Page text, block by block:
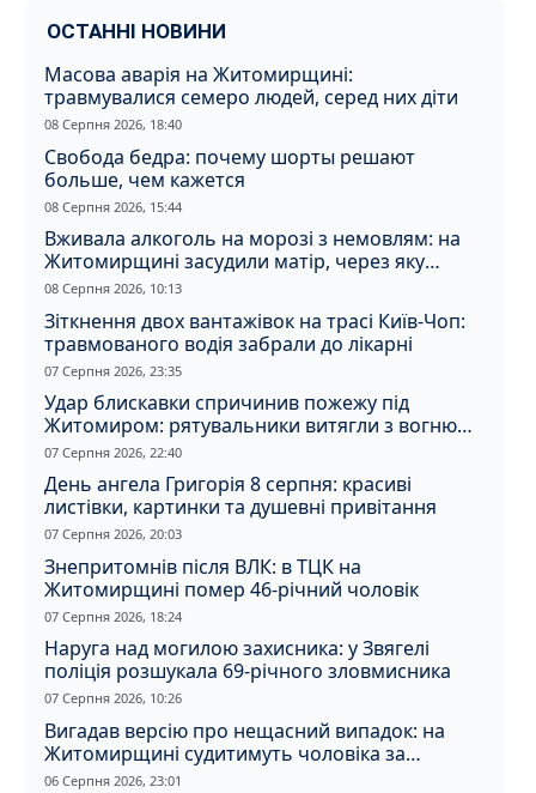
ОСТАННІ НОВИНИ
Масова аварія на Житомирщині:
травмувалися семеро людей, серед них діти
08 Серпня 2026, 18:40
Свобода бедра: почему шорты решают
больше, чем кажется
08 Серпня 2026, 15:44
Вживала алкоголь на морозі з немовлям: на
Житомирщині засудили матір, через яку
дитина отримала обмороження
08 Серпня 2026, 10:13
Зіткнення двох вантажівок на трасі Київ-Чоп:
травмованого водія забрали до лікарні
07 Серпня 2026, 23:35
Удар блискавки спричинив пожежу під
Житомиром: рятувальники витягли з вогню
кота
07 Серпня 2026, 22:40
День ангела Григорія 8 серпня: красиві
листівки, картинки та душевні привітання
07 Серпня 2026, 20:03
Знепритомнів після ВЛК: в ТЦК на
Житомирщині помер 46-річний чоловік
07 Серпня 2026, 18:24
Наруга над могилою захисника: у Звягелі
поліція розшукала 69-річного зловмисника
07 Серпня 2026, 10:26
Вигадав версію про нещасний випадок: на
Житомирщині судитимуть чоловіка за
вбивство співмешканки
06 Серпня 2026, 23:01